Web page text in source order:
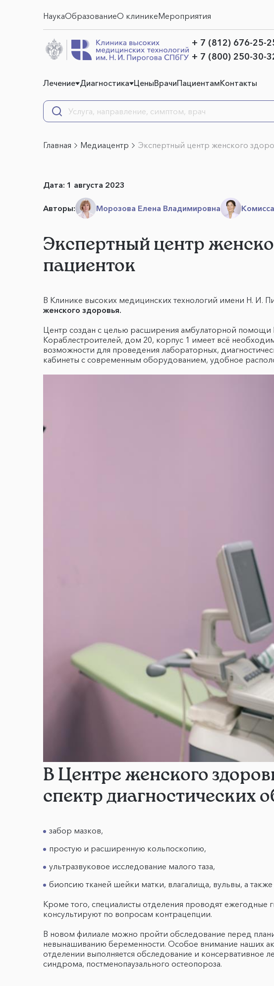
НаукаОбразованиеО клиникеМероприятия
+ 7 (812) 676-25-
+ 7 (800) 250-30-
Лечение Диагностика ЦеныВрачиПациентамКонтакты
Главная Медиацентр Экспертный центр женского
Дата: 1 августа 2023
Авторы: Морозова Елена Владимировна
Экспертный центр
пациенток
В Клинике высоких медицинских технологий имени Н. И.
женского здоровья.
Центр создан с целью расширения амбулаторной помощи
Кораблестроителей, дом 20, корпус 1 имеет всё
возможности для проведения лабораторных,
кабинеты с современным оборудованием, удобное
В Центре женского
спектр диагностических
забор мазков,
простую и расширенную кольпоскопию,
ультразвуковое исследование малого таза,
биопсию тканей шейки матки, влагалища, вульвы, а
Кроме того, специалисты отделения проводят ежегодные
консультируют по вопросам контрацепции.
В новом филиале можно пройти обследование перед
невынашиванию беременности. Особое внимание наших
отделении выполняется обследование и консервативное
синдрома, постменопаузального остеопороза.